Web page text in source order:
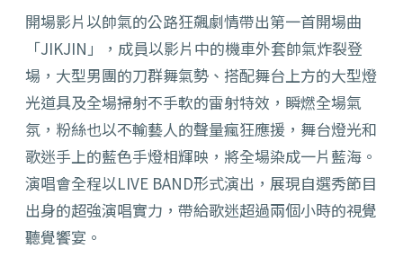
開場影片以帥氣的公路狂飆劇情帶出第一首開場曲
「JIKJIN」，成員以影片中的機車外套帥氣炸裂登
場，大型男團的刀群舞氣勢、搭配舞台上方的大型燈
光道具及全場掃射不手軟的雷射特效，瞬燃全場氣
氛，粉絲也以不輸藝人的聲量瘋狂應援，舞台燈光和
歌迷手上的藍色手燈相輝映，將全場染成一片藍海。
演唱會全程以LIVE BAND形式演出，展現自選秀節目
出身的超強演唱實力，帶給歌迷超過兩個小時的視覺
聽覺饗宴。